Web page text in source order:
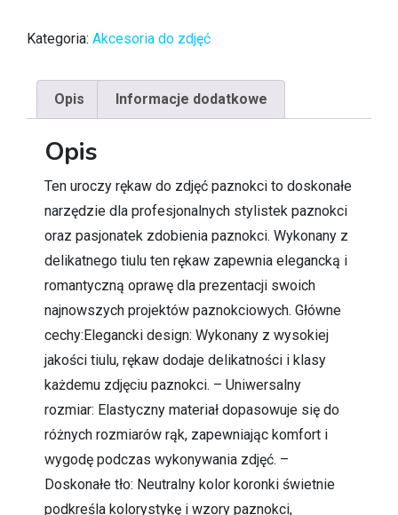
Kategoria: Akcesoria do zdjęć
Opis Informacje dodatkowe
Opis
Ten uroczy rękaw do zdjęć paznokci to doskonałe
narzędzie dla profesjonalnych stylistek paznokci
oraz pasjonatek zdobienia paznokci. Wykonany z
delikatnego tiulu ten rękaw zapewnia elegancką i
romantyczną oprawę dla prezentacji swoich
najnowszych projektów paznokciowych. Główne
cechy:Elegancki design: Wykonany z wysokiej
jakości tiulu, rękaw dodaje delikatności i klasy
każdemu zdjęciu paznokci. – Uniwersalny
rozmiar: Elastyczny materiał dopasowuje się do
różnych rozmiarów rąk, zapewniając komfort i
wygodę podczas wykonywania zdjęć. –
Doskonałe tło: Neutralny kolor koronki świetnie
podkreśla kolorystykę i wzory paznokci,